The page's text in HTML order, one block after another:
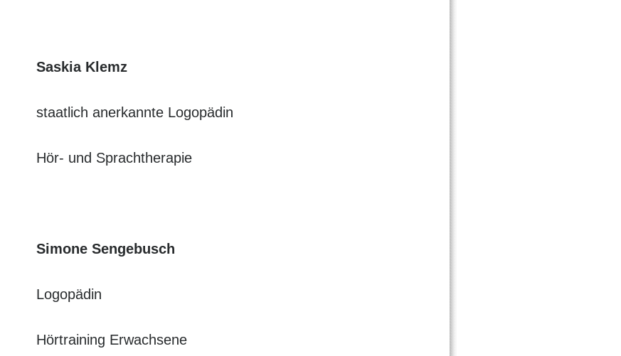
Saskia Klemz
staatlich anerkannte Logopädin
Hör- und Sprachtherapie
Simone Sengebusch
Logopädin
Hörtraining Erwachsene